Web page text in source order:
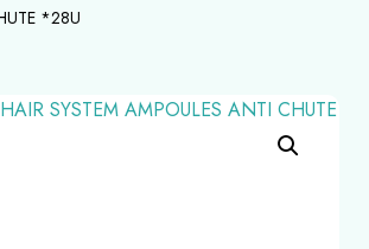
*28U